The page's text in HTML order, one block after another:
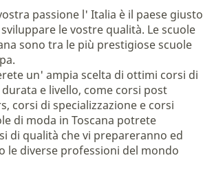
passione l' Italia è il paese giusto
le vostre qualità. Le scuole
sono tra le più prestigiose scuole
un' ampia scelta di ottimi corsi di
e livello, come corsi post
corsi di specializzazione e corsi
di moda in Toscana potrete
di qualità che vi prepareranno ed
le diverse professioni del mondo